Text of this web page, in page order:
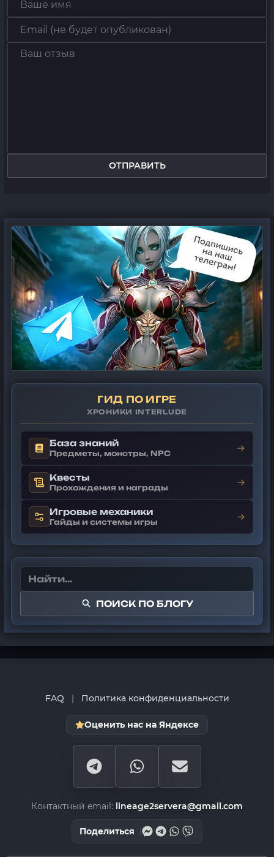
ОТПРАВИТЬ
ГИД ПО ИГРЕ
ХРОНИКИ INTERLUDE
База знаний
Предметы, монстры, NPC →
Квесты
Прохождения и награды →
Игровые механики
Гайды и системы игры →
ПОИСК ПО БЛОГУ
FAQ | Политика конфиденциальности
Оценить нас на Яндексе
Контактный email: lineage2servera@gmail.com
Поделиться